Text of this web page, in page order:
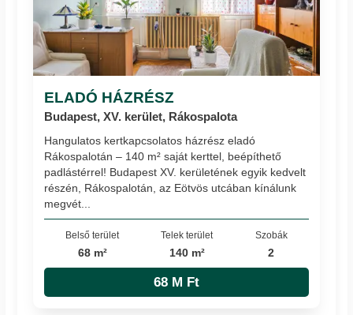
ELADÓ HÁZRÉSZ
Budapest, XV. kerület, Rákospalota
Hangulatos kertkapcsolatos házrész eladó
Rákospalotán – 140 m² saját kerttel, beépíthető
padlástérrel! Budapest XV. kerületének egyik kedvelt
részén, Rákospalotán, az Eötvös utcában kínálunk
megvét...
Belső terület
68 m²
Telek terület
140 m²
Szobák
2
68 M Ft